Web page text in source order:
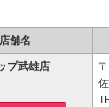
店舗名
プ武雄店